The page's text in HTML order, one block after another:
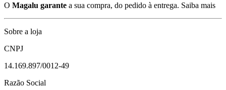
O Magalu garante a sua compra, do pedido à entrega. Saiba mais
Sobre a loja
CNPJ
14.169.897/0012-49
Razão Social